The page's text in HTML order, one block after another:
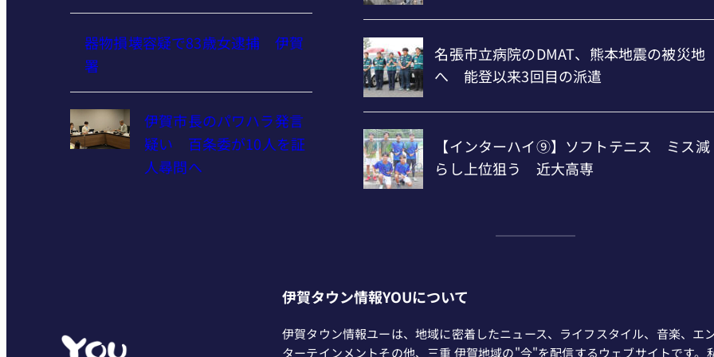
器物損壊容疑で83歳女逮捕 伊賀
署
伊賀市長のパワハラ発言
疑い 百条委が10人を証
人尋問へ
伊賀タウン情報YOUについて
伊賀タウン情報ユーは、地域に密着したニュース、ライフスタイル、音楽、エ
ターテインメントその他、三重 伊賀地域の"今"を配信するウェブサイトです。